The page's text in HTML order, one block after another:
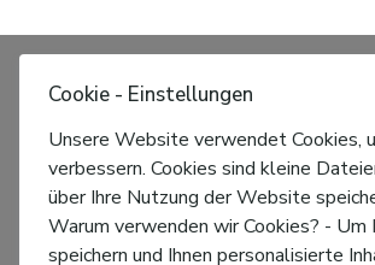
Cookie - Einstellungen
Unsere Website verwendet Cookies,
verbessern. Cookies sind kleine
über Ihre Nutzung der Website
Warum verwenden wir Cookies? - Um
speichern und Ihnen personalisierte